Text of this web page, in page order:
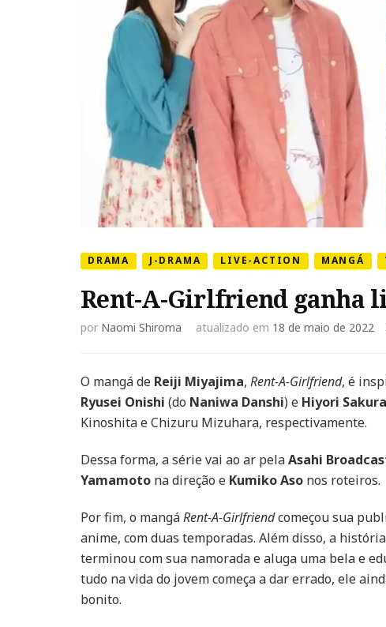
DRAMA J-DRAMA LIVE-ACTION MANGÁ
Rent-A-Girlfriend ganha
por Naomi Shiroma atualizado em 18 de maio de 2022
O mangá de Reiji Miyajima, Rent-A-Girlfriend, é
Ryusei Onishi (do Naniwa Danshi) e Hiyori
Kinoshita e Chizuru Mizuhara, respectivamente.
Dessa forma, a série vai ao ar pelaAsahi
Yamamoto na direção e Kumiko Aso nos roteiros.
Por fim, o mangáRent-A-Girlfriendcomeçou sua
anime, com duas temporadas. Além disso, a
terminou com sua namorada e aluga uma bela e
tudo na vida do jovem começa a dar errado, ele
bonito.